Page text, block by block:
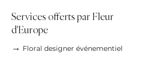
Services offerts par Fleur
d'Europe
→ Floral designer événementiel